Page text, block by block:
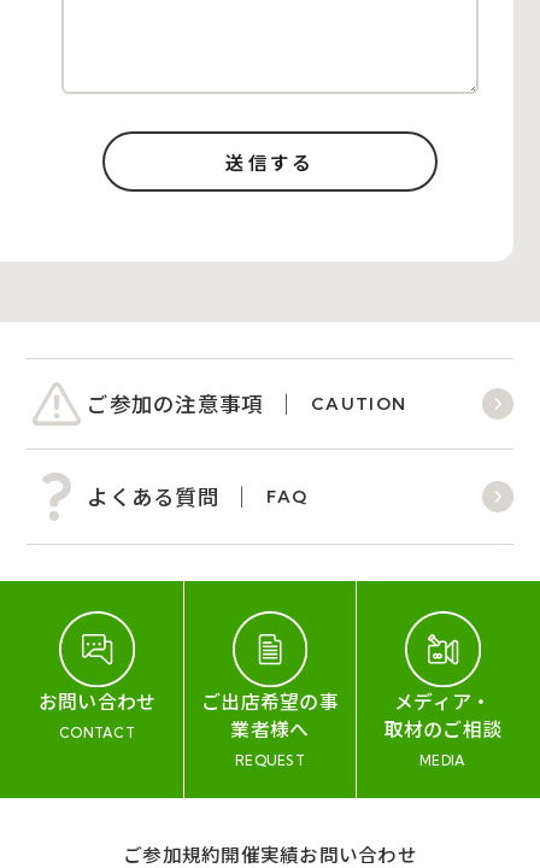
ご参加の注意事項 CAUTION
よくある質問 FAQ
お問い合わせ
CONTACT
ご出店希望の事
業者様へ
REQUEST
メディア・
取材のご相談
MEDIA
ご参加規約開催実績お問い合わせ